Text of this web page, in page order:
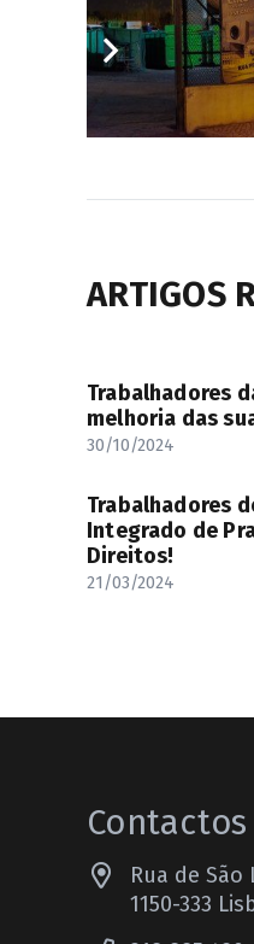
Partilha este
ARTIGOS
Trabalhadores
melhoria das
30/10/2024
Trabalhadores
Integrado de
Direitos!
21/03/2024
Contactos
Rua de São
1150-333